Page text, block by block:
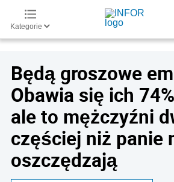
Kategorie
Będą groszowe
Obawia się ich
ale to mężczyźni
częściej niż panie
oszczędzają